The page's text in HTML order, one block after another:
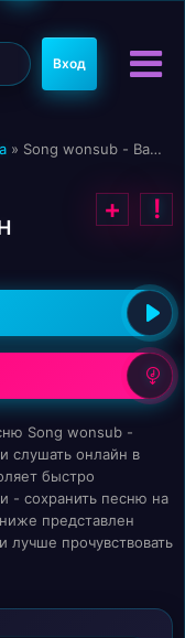
Вход
» Song wonsub - Вашей маме зять не нужен
+ !
Song wonsub -
слушать онлайн в
быстро
- сохранить песню на
представлен
прочувствовать